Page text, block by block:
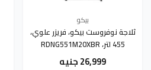
بيكو
ثلاجة نوفروست بيكو، فريزر علوي،
455 لتر، RDNG551M20XBR
-استانلس داكن
26,999 جنيه